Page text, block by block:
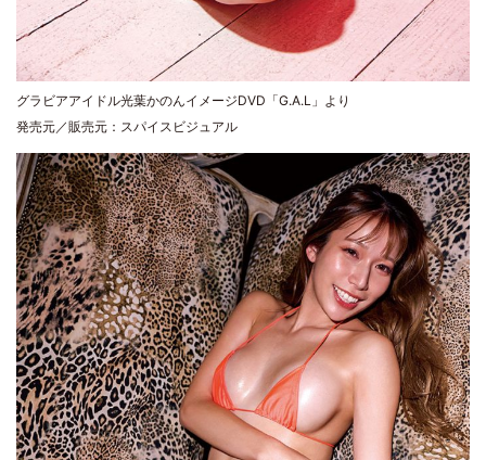
グラビアアイドル光葉かのんイメージDVD「G.A.L」より
発売元／販売元：スパイスビジュアル